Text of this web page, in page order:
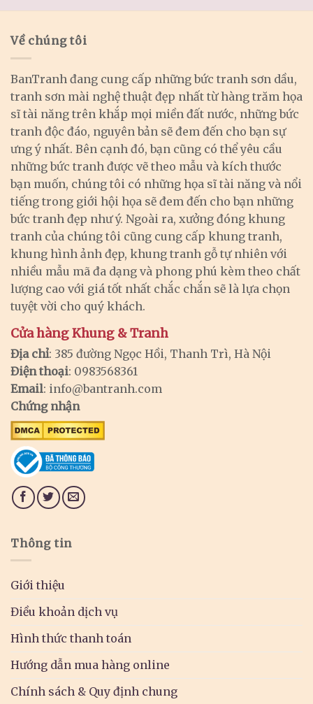
Về chúng tôi
BanTranh đang cung cấp những bức tranh sơn dầu,
tranh sơn mài nghệ thuật đẹp nhất từ hàng trăm họa
sĩ tài năng trên khắp mọi miền đất nước, những bức
tranh độc đáo, nguyên bản sẽ đem đến cho bạn sự
ưng ý nhất. Bên cạnh đó, bạn cũng có thể yêu cầu
những bức tranh được vẽ theo mẫu và kích thước
bạn muốn, chúng tôi có những họa sĩ tài năng và nổi
tiếng trong giới hội họa sẽ đem đến cho bạn những
bức tranh đẹp như ý. Ngoài ra, xưởng đóng khung
tranh của chúng tôi cũng cung cấp khung tranh,
khung hình ảnh đẹp, khung tranh gỗ tự nhiên với
nhiều mẫu mã đa dạng và phong phú kèm theo chất
lượng cao với giá tốt nhất chắc chắn sẽ là lựa chọn
tuyệt vời cho quý khách.
Cửa hàng Khung & Tranh
Địa chỉ: 385 đường Ngọc Hồi, Thanh Trì, Hà Nội
Điện thoại: 0983568361
Email: info@bantranh.com
Chứng nhận
Thông tin
Giới thiệu
Điều khoản dịch vụ
Hình thức thanh toán
Hướng dẫn mua hàng online
Chính sách & Quy định chung